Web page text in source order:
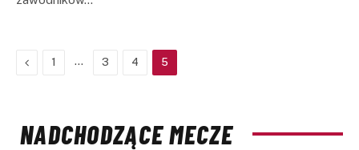
Previous
1 … 3 4 5
NADCHODZĄCE MECZE